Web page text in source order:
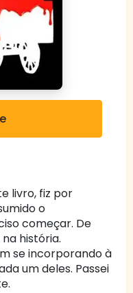
livro, fiz por
o
começar. De
história.
se incorporando à
um deles. Passei